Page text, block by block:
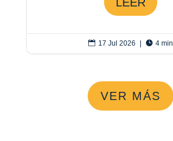
 17 Jul 2026  4 min
VER MÁS